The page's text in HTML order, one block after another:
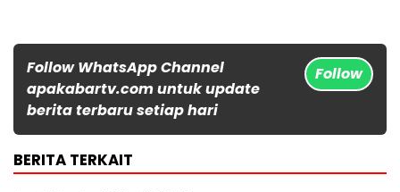
Follow WhatsApp Channel
apakabartv.com untuk update
berita terbaru setiap hari
Follow
BERITA TERKAIT